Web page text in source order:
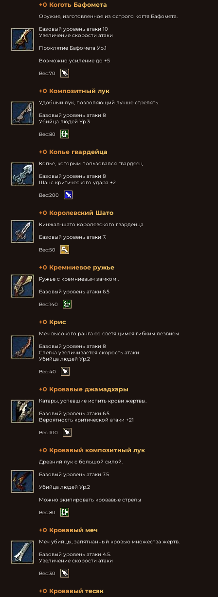
+0 Коготь Бафомета
Оружие, изготовленное из острого когтя Бафомета.
Базовый уровень атаки 10
Увеличение скорости атаки
Проклятие Бафомета Ур.1
Возможно усиление до +5
Вес:70
+0 Композитный лук
Удобный лук, позволяющий лучше стрелять.
Базовый уровень атаки 8
Убийца людей Ур.3
Вес:80
+0 Копье гвардейца
Копье, которым пользовался гвардеец.
Базовый уровень атаки 8
Шанс критического удара +2
Вес:200
+0 Королевский Шато
Кинжал-шато королевского гвардейца
Базовый уровень атаки 7.
Вес:50
+0 Кремниевое ружье
Ружье с кремниевым замком .
Базовый уровень атаки 6.5
Вес:140
+0 Крис
Меч высокого ранга со светящимся гибким лезвием.
Базовый уровень атаки 8
Слегка увеличивается скорость атаки
Убийца людей Ур.2
Вес:40
+0 Кровавые джамадхары
Катары, успевшие испить крови жертвы.
Базовый уровень атаки 6.5
Вероятность критической атаки +21
Вес:100
+0 Кровавый композитный лук
Древний лук с большой силой.
Базовый уровень атаки 7.5
Убийца людей Ур.2
Можно экипировать кровавые стрелы
Вес:80
+0 Кровавый меч
Меч убийцы, запятнанный кровью множества жертв.
Базовый уровень атаки 4.5.
Увеличение скорости атаки
Вес:30
+0 Кровавый тесак